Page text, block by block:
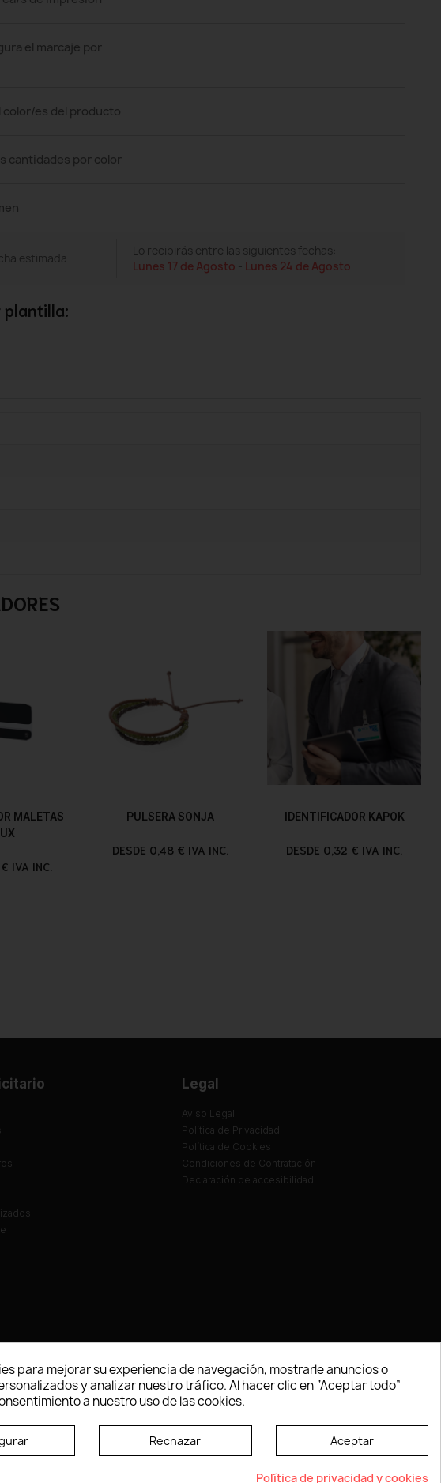
el marcaje por
color/es del producto
cantidades por color
estimada
Lo recibirás entre las siguientes fechas:
Lunes 17 de Agosto - Lunes 24 de Agosto
plantilla:
MALETAS
IVA INC.
PULSERA SONJA
DESDE 0,48 € IVA INC.
IDENTIFICADOR KAPOK
DESDE 0,32 € IVA INC.
Legal
Aviso Legal
Política de Privacidad
Política de Cookies
Condiciones de Contratación
Declaración de accesibilidad
de código accesible según las normas dictadas por la W3C
para mejorar su experiencia de navegación, mostrarle anuncios o
y analizar nuestro tráfico. Al hacer clic en “Aceptar todo”
a nuestro uso de las cookies.
Rechazar Aceptar
Política de privacidad y cookies